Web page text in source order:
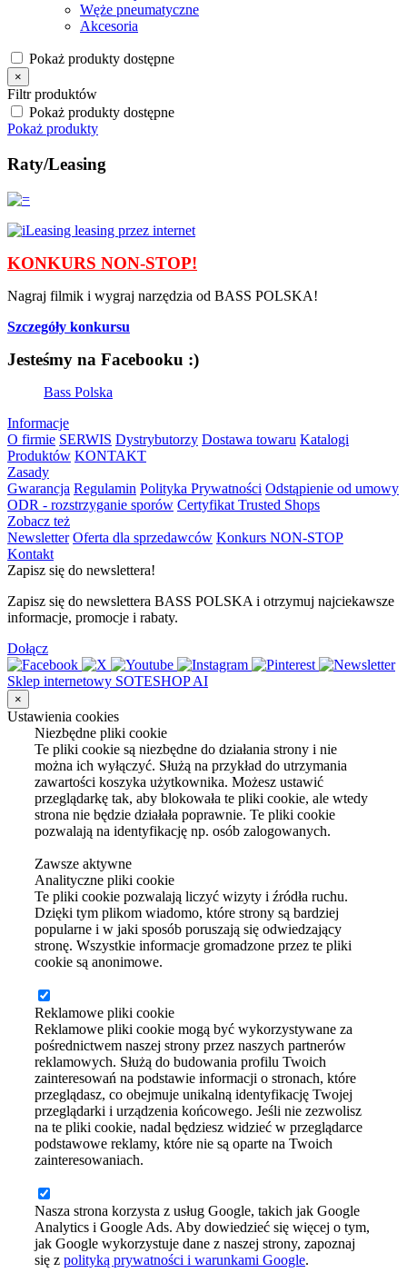
Węże pneumatyczne
Akcesoria
Pokaż produkty dostępne
×
Filtr produktów
Pokaż produkty dostępne
Pokaż produkty
Raty/Leasing
KONKURS NON-STOP!
Nagraj filmik i wygraj narzędzia od BASS POLSKA!
Szczegóły konkursu
Jesteśmy na Facebooku :)
Bass Polska
Informacje
O firmie SERWIS Dystrybutorzy Dostawa towaru Katalogi
Produktów KONTAKT
Zasady
Gwarancja Regulamin Polityka Prywatności Odstąpienie od umowy
ODR - rozstrzyganie sporów Certyfikat Trusted Shops
Zobacz też
Newsletter Oferta dla sprzedawców Konkurs NON-STOP
Kontakt
Zapisz się do newslettera!
Zapisz się do newslettera BASS POLSKA i otrzymuj najciekawsze
informacje, promocje i rabaty.
Dołącz
Sklep internetowy SOTESHOP AI
×
Ustawienia cookies
Niezbędne pliki cookie
Te pliki cookie są niezbędne do działania strony i nie
można ich wyłączyć. Służą na przykład do utrzymania
zawartości koszyka użytkownika. Możesz ustawić
przeglądarkę tak, aby blokowała te pliki cookie, ale wtedy
strona nie będzie działała poprawnie. Te pliki cookie
pozwalają na identyfikację np. osób zalogowanych.
Zawsze aktywne
Analityczne pliki cookie
Te pliki cookie pozwalają liczyć wizyty i źródła ruchu.
Dzięki tym plikom wiadomo, które strony są bardziej
popularne i w jaki sposób poruszają się odwiedzający
stronę. Wszystkie informacje gromadzone przez te pliki
cookie są anonimowe.
Reklamowe pliki cookie
Reklamowe pliki cookie mogą być wykorzystywane za
pośrednictwem naszej strony przez naszych partnerów
reklamowych. Służą do budowania profilu Twoich
zainteresowań na podstawie informacji o stronach, które
przeglądasz, co obejmuje unikalną identyfikację Twojej
przeglądarki i urządzenia końcowego. Jeśli nie zezwolisz
na te pliki cookie, nadal będziesz widzieć w przeglądarce
podstawowe reklamy, które nie są oparte na Twoich
zainteresowaniach.
Nasza strona korzysta z usług Google, takich jak Google
Analytics i Google Ads. Aby dowiedzieć się więcej o tym,
jak Google wykorzystuje dane z naszej strony, zapoznaj
się z polityką prywatności i warunkami Google.